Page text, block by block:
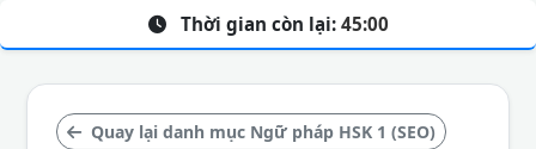
Quay lại danh mục Ngữ pháp HSK 1 (SEO)
Thời gian còn lại: 45:00